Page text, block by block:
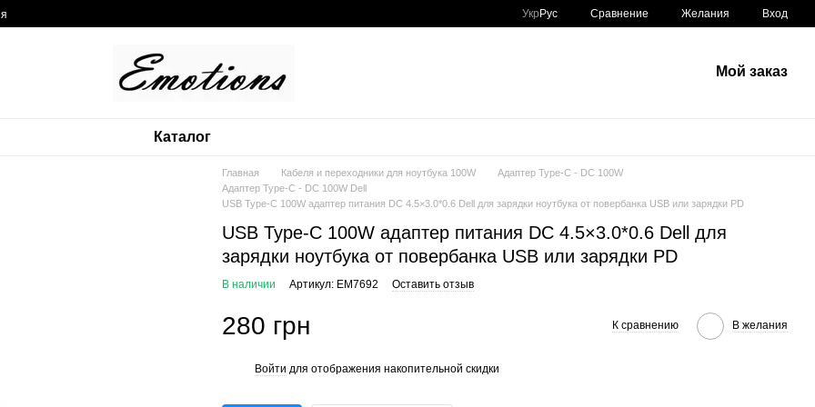
Укр Рус Сравнение Желания Вход
Мой заказ
Каталог
Главная Кабеля и переходники для ноутбука 100W
Адаптер Type-C - DC 100W
Адаптер Type-C - DC 100W Dell
USB Type-C 100W адаптер питания DC 4.5×3.0*0.6 Dell для зарядки ноутбука от повербанка USB или зарядки PD
USB Type-C 100W адаптер питания DC 4.5×3.0*0.6 Dell для
зарядки ноутбука от повербанка USB или зарядки PD
В наличии Артикул: EM7692 Оставить отзыв
280 грн К сравнению В желания
Войти для отображения накопительной скидки